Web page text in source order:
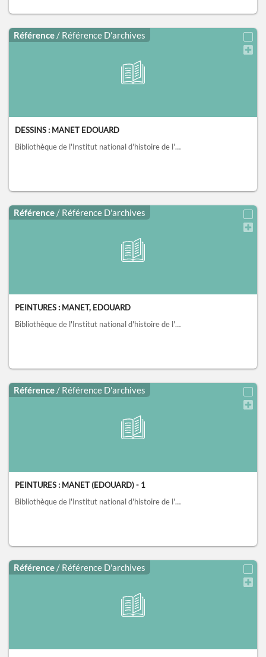
Référence / Référence D'archives
DESSINS : MANET EDOUARD
Bibliothèque de l'Institut national d'histoire de l'art, collections Jacques Doucet, Paris
Référence / Référence D'archives
PEINTURES : MANET, EDOUARD
Bibliothèque de l'Institut national d'histoire de l'art, collections Jacques Doucet, Paris
Référence / Référence D'archives
PEINTURES : MANET (EDOUARD) - 1
Bibliothèque de l'Institut national d'histoire de l'art, collections Jacques Doucet, Paris
Référence / Référence D'archives